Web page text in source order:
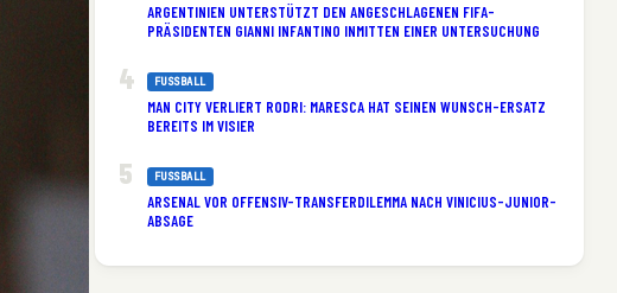
ARGENTINIEN UNTERSTÜTZT DEN ANGESCHLAGENEN FIFA-
PRÄSIDENTEN GIANNI INFANTINO INMITTEN EINER UNTERSUCHUNG
FUSSBALL
MAN CITY VERLIERT RODRI: MARESCA HAT SEINEN WUNSCH-ERSATZ
BEREITS IM VISIER
FUSSBALL
ARSENAL VOR OFFENSIV-TRANSFERDILEMMA NACH VINICIUS-JUNIOR-
ABSAGE